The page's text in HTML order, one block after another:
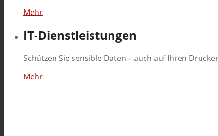
Mehr
IT-Dienstleistungen
Schützen Sie sensible Daten – auch auf Ihren
Mehr